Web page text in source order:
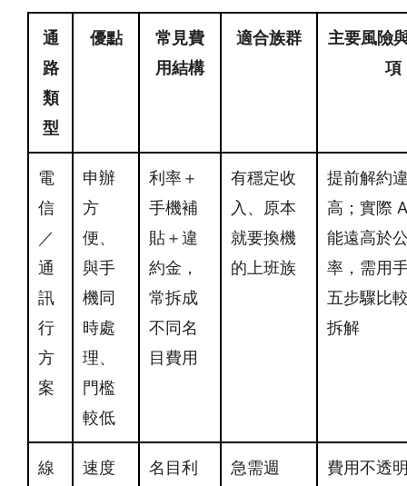
通
路
類
型
優點
常見費
用結構
適合族群
主要風險
項
電
信
／
通
訊
行
方
案
申辦
方
便、
與手
機同
時處
理、
門檻
較低
利率＋
手機補
貼＋違
約金，
常拆成
不同名
目費用
有穩定收
入、原本
就要換機
的上班族
提前解約
高；實際
能遠高於
率，需用
五步驟比
拆解
線
速度
名目利
急需週
費用不透